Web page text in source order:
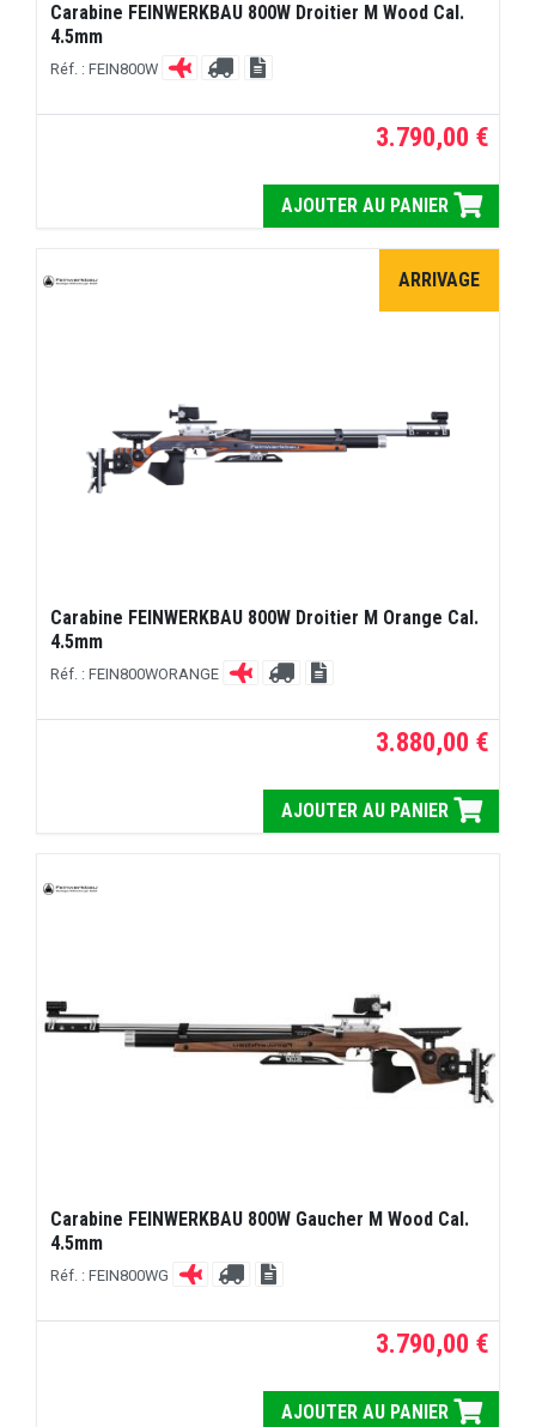
Carabine FEINWERKBAU 800W Droitier M Wood Cal.
4.5mm
Réf. : FEIN800W
3.790,00 €
AJOUTER AU PANIER
ARRIVAGE
Carabine FEINWERKBAU 800W Droitier M Orange Cal.
4.5mm
Réf. : FEIN800WORANGE
3.880,00 €
AJOUTER AU PANIER
Carabine FEINWERKBAU 800W Gaucher M Wood Cal.
4.5mm
Réf. : FEIN800WG
3.790,00 €
AJOUTER AU PANIER